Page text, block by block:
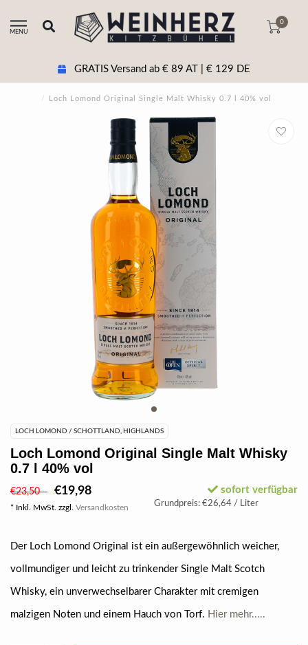
MENU
0
GRATIS Versand ab € 89 AT | € 129 DE
/ Loch Lomond Original Single Malt Whisky 0.7 l 40% vol
LOCH LOMOND / SCHOTTLAND, HIGHLANDS
Loch Lomond Original Single Malt Whisky
0.7 l 40% vol
€23,50 €19,98
* Inkl. MwSt. zzgl. Versandkosten
sofort verfügbar
Grundpreis: €26,64 / Liter
Der Loch Lomond Original ist ein außergewöhnlich weicher,
vollmundiger und leicht zu trinkender Single Malt Scotch
Whisky, ein unverwechselbarer Charakter mit cremigen
malzigen Noten und einem Hauch von Torf. Hier mehr.....